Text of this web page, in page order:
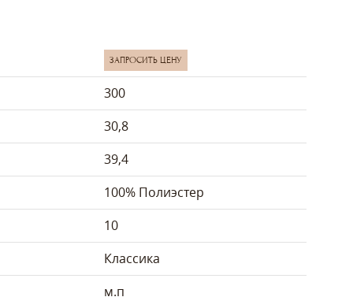
ЗАПРОСИТЬ ЦЕНУ
300
30,8
39,4
100% Полиэстер
10
Классика
м.п